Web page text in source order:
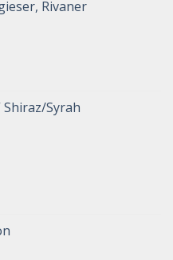
Rivaner
Shiraz/Syrah